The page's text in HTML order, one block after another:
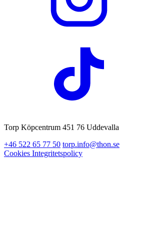
Torp Köpcentrum 451 76 Uddevalla
+46 522 65 77 50 torp.info@thon.se
Cookies Integritetspolicy